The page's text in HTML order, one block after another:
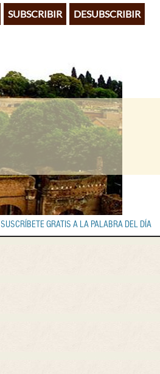
SUBSCRIBIR DESUBSCRIBIR
SUSCRÍBETE GRATIS A LA PALABRA DEL DÍA